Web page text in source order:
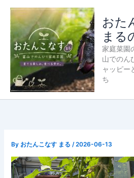
おた
まる
家庭菜園
山でのん
ャッピー
ち
By おたんこなす まる/2026-06-13